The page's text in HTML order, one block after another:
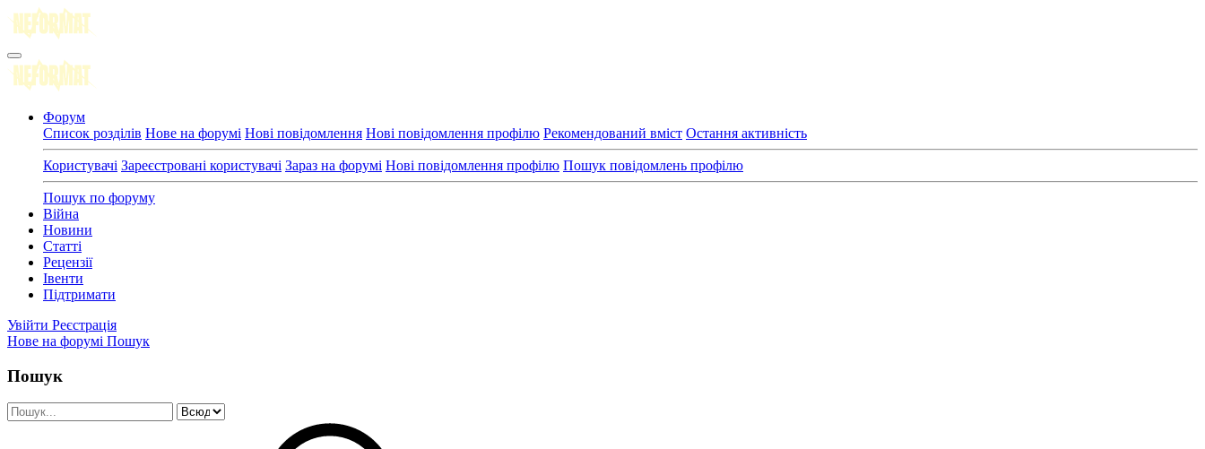
Форум
Список розділів Нове на форумі Нові повідомлення Нові повідомлення профілю Рекомендований вміст Остання активність
Користувачі Зареєстровані користувачі Зараз на форумі Нові повідомлення профілю Пошук повідомлень профілю
Пошук по форуму
Війна
Новини
Статті
Рецензії
Івенти
Підтримати
Увійти Реєстрація
Нове на форумі Пошук
Пошук